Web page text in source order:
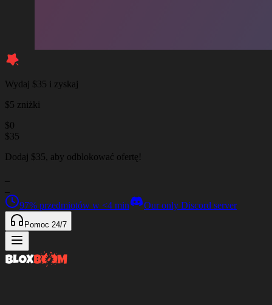
Wydaj $35 i zyskaj
$5 zniżki
$0
$35
Dodaj $35, aby odblokować ofertę!
97% przedmiotów w <4 min Our only Discord server
Pomoc 24/7